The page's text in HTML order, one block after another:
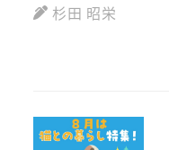
杉田 昭栄